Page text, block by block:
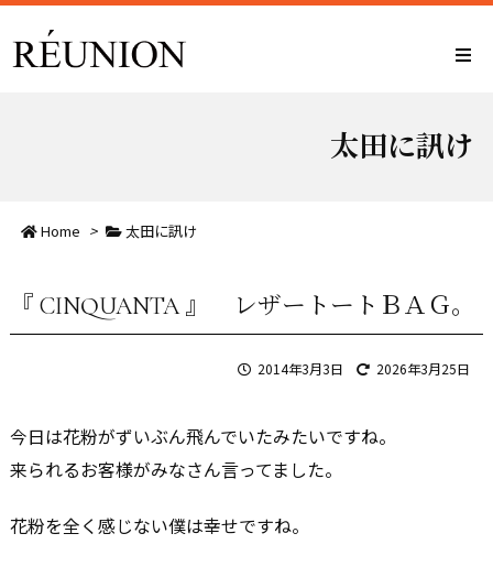
太田に訊け
Home > 太田に訊け
『 CINQUANTA 』 レザートートＢＡＧ。
2014年3月3日 2026年3月25日
今日は花粉がずいぶん飛んでいたみたいですね。
来られるお客様がみなさん言ってました。
花粉を全く感じない僕は幸せですね。